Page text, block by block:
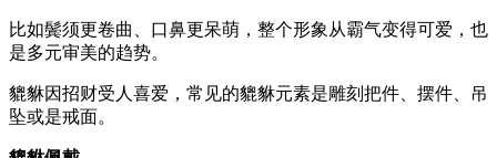
比如鬓须更卷曲、口鼻更呆萌，整个形象从霸气变得可爱，也
是多元审美的趋势。
貔貅因招财受人喜爱，常见的貔貅元素是雕刻把件、摆件、吊
坠或是戒面。